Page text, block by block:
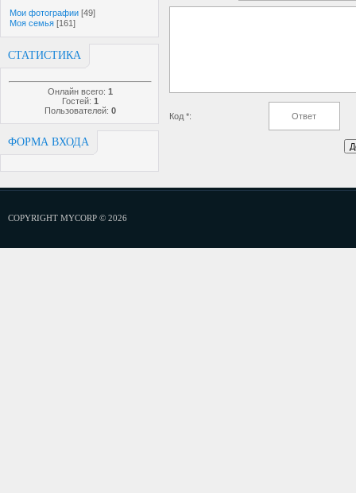
Мои фотографии [49]
Моя семья [161]
СТАТИСТИКА
Онлайн всего: 1
Гостей: 1
Пользователей: 0
ФОРМА ВХОДА
Код *:
COPYRIGHT MYCORP © 2026